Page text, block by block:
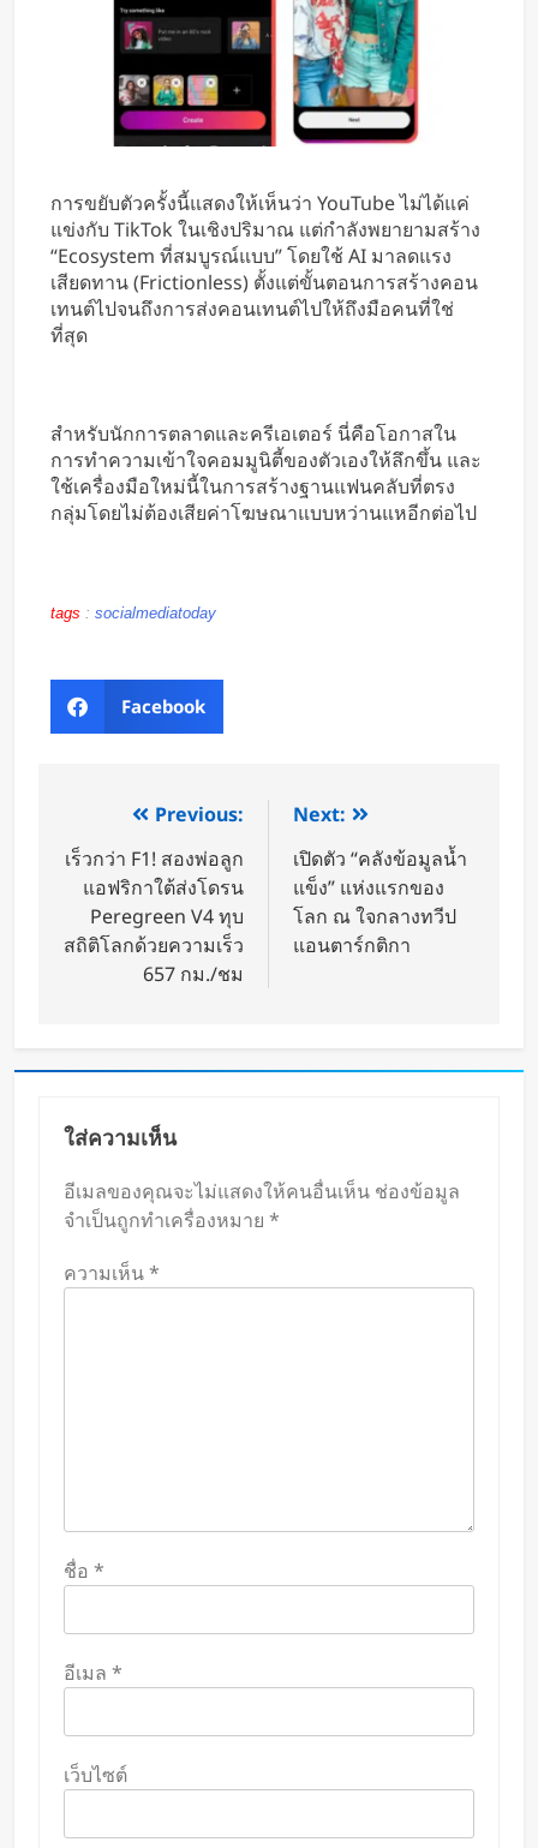
การขยับตัวครั้งนี้แสดงให้เห็นว่า YouTube ไม่ได้แค่
แข่งกับ TikTok ในเชิงปริมาณ แต่กำลังพยายามสร้าง
“Ecosystem ที่สมบูรณ์แบบ” โดยใช้ AI มาลดแรง
เสียดทาน (Frictionless) ตั้งแต่ขั้นตอนการสร้างคอน
เทนต์ไปจนถึงการส่งคอนเทนต์ไปให้ถึงมือคนที่ใช่
ที่สุด
สำหรับนักการตลาดและครีเอเตอร์ นี่คือโอกาสใน
การทำความเข้าใจคอมมูนิตี้ของตัวเองให้ลึกขึ้น และ
ใช้เครื่องมือใหม่นี้ในการสร้างฐานแฟนคลับที่ตรง
กลุ่มโดยไม่ต้องเสียค่าโฆษณาแบบหว่านแหอีกต่อไป
tags : socialmediatoday
Facebook
Previous:
เร็วกว่า F1! สองพ่อลูก
แอฟริกาใต้ส่งโดรน
Peregreen V4 ทุบ
สถิติโลกด้วยความเร็ว
657 กม./ชม
Next:
เปิดตัว “คลังข้อมูลน้ำ
แข็ง” แห่งแรกของ
โลก ณ ใจกลางทวีป
แอนตาร์กติกา
ใส่ความเห็น
อีเมลของคุณจะไม่แสดงให้คนอื่นเห็น ช่องข้อมูล
จำเป็นถูกทำเครื่องหมาย *
ความเห็น*
ชื่อ *
อีเมล *
เว็บไซต์